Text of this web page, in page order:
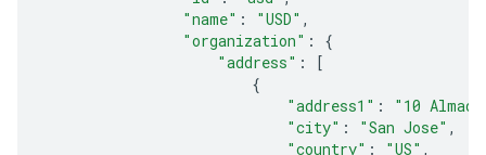
"name" : "USD" ,
"organization" :
{
"address" :
[
{
"address1" :
"10
"city" : "San Jose" ,
"country" : "US" ,